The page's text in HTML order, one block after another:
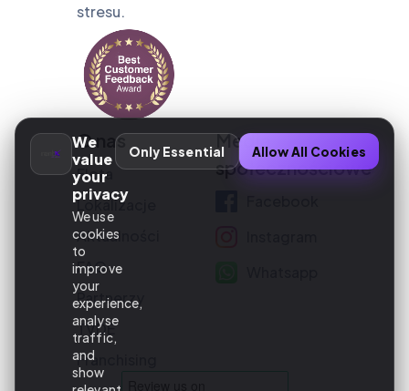
We
value
your
privacy
We use
cookies
to
improve
your
experience,
analyse
traffic,
and
show
Only Essential Allow All Cookies
stresu.
O nas
Flota
Lokalizacje
Aktualności
FAQ
Partnerzy
TVDE
Franchising
Media
społecznościowe